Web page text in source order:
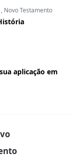
, Novo Testamento
aplicação em